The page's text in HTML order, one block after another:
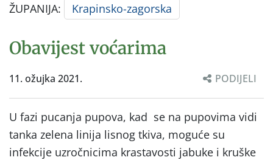
ŽUPANIJA: Krapinsko-zagorska
Obavijest voćarima
11. ožujka 2021. PODIJELI
U fazi pucanja pupova, kad se na pupovima vidi
tanka zelena linija lisnog tkiva, moguće su
infekcije uzročnicima krastavosti jabuke i kruške